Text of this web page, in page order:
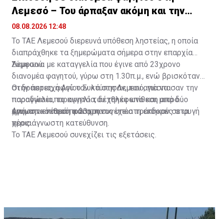
Λεμεσό – Του άρπαξαν ακόμη και την
παραγγελία
08.08.2026 12:48
Το ΤΑΕ Λεμεσού διερευνά υπόθεση ληστείας, η οποία
διαπράχθηκε τα ξημερώματα σήμερα στην επαρχία
Λεμεσού.
Σύμφωνα με καταγγελία που έγινε από 23χρονο
διανομέα φαγητού, γύρω στη 1.30π.μ., ενώ βρισκόταν
στην περιοχή Αγίου Συλά στη Λεμεσό, για να
παραδώσει παραγγελία, δέχθηκε επίθεση από δύο
άγνωστα νεαρά πρόσωπα.
Οι δράστες, αφού τον κτύπησαν, του απέσπασαν την
παραγγελία, το κινητό του τηλέφωνο και μικρό
χρηματικό ποσό, και στη συνέχεια τράπηκαν σε φυγή
προς άγνωστη κατεύθυνση.
Από την επίθεση ο 23χρονος υπέστη εκδορές στα
χέρια.
Το ΤΑΕ Λεμεσού συνεχίζει τις εξετάσεις.